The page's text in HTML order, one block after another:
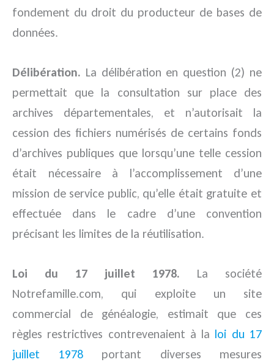
fondement du droit du producteur de bases de
données.
Délibération. La délibération en question (2) ne
permettait que la consultation sur place des
archives départementales, et n’autorisait la
cession des fichiers numérisés de certains fonds
d’archives publiques que lorsqu’une telle cession
était nécessaire à l’accomplissement d’une
mission de service public, qu’elle était gratuite et
effectuée dans le cadre d’une convention
précisant les limites de la réutilisation.
Loi du 17 juillet 1978. La société
Notrefamille.com, qui exploite un site
commercial de généalogie, estimait que ces
règles restrictives contrevenaient à la loi du 17
juillet 1978portant diverses mesures